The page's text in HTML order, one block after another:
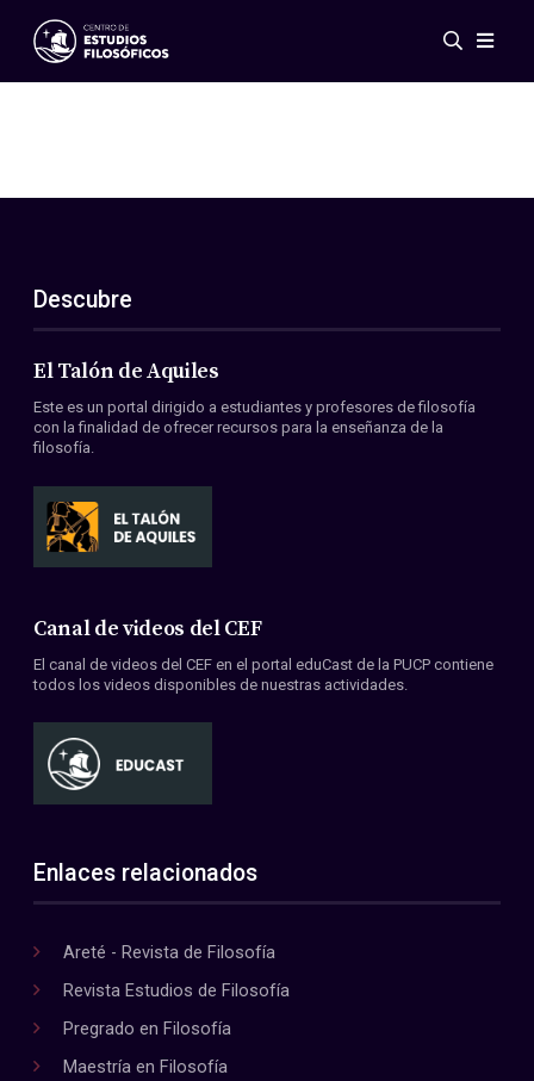
Eventos
ES
EN
Acerca de nosotros
Miembros
Convenios
Descubre
El Talón de Aquiles
Este es un portal dirigido a estudiantes y profesores de filosofía
con la finalidad de ofrecer recursos para la enseñanza de la
filosofía.
Canal de videos del CEF
El canal de videos del CEF en el portal eduCast de la PUCP contiene
todos los videos disponibles de nuestras actividades.
Enlaces relacionados
Areté - Revista de Filosofía
Revista Estudios de Filosofía
Pregrado en Filosofía
Maestría en Filosofía